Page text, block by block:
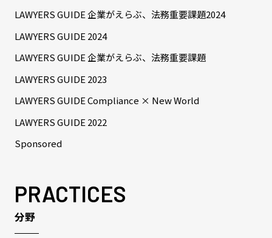
LAWYERS GUIDE 企業がえらぶ、法務重要課題2024
LAWYERS GUIDE 2024
LAWYERS GUIDE 企業がえらぶ、法務重要課題
LAWYERS GUIDE 2023
LAWYERS GUIDE Compliance × New World
LAWYERS GUIDE 2022
Sponsored
PRACTICES
分野